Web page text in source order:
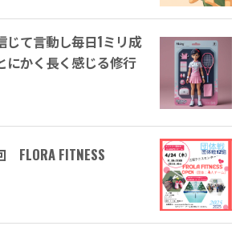
じて言動し毎日1ミリ成
にかく長く感じる修行
FLORA FITNESS